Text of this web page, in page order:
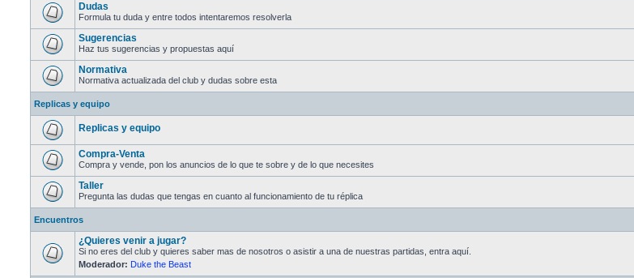
Dudas
Formula tu duda y entre todos intentaremos resolverla
Sugerencias
Haz tus sugerencias y propuestas aquí
Normativa
Normativa actualizada del club y dudas sobre esta
Replicas y equipo
Replicas y equipo
Compra-Venta
Compra y vende, pon los anuncios de lo que te sobre y de lo que necesites
Taller
Pregunta las dudas que tengas en cuanto al funcionamiento de tu réplica
Encuentros
¿Quieres venir a jugar?
Si no eres del club y quieres saber mas de nosotros o asistir a una de nuestras partidas, entra aquí.
Moderador: Duke the Beast